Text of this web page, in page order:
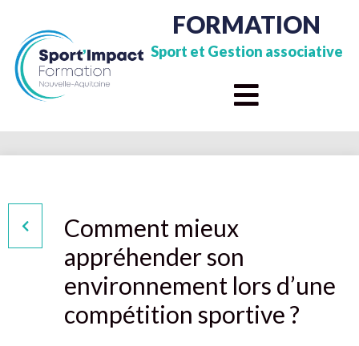
FORMATION
Sport et Gestion associative
Comment mieux
appréhender son
environnement lors d’une
compétition sportive ?